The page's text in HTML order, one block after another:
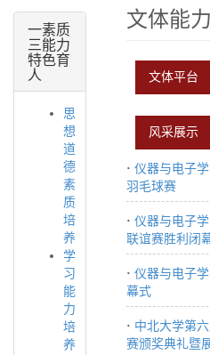
一素质
三能力
特色育
人
思
想
道
德
素
质
培
养
学
习
能
力
培
养
文体能
文体平台
风采展示
· 仪器与电子
羽毛球赛
· 仪器与电子
联谊赛胜利闭
· 仪器与电子
幕式
· 中北大学第
赛颁奖典礼暨